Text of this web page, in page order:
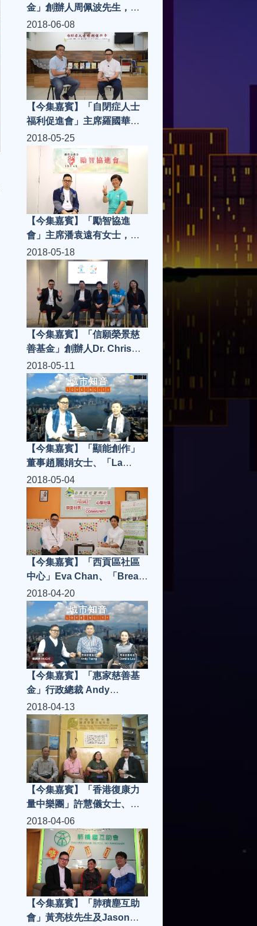
金」創辦人周佩波先生，
「走肉。朋友」老闆 Joei |
城市知音 S3(第9集)
2018-06-08
【今集嘉賓】「自閉症人士
福利促進會」主席羅國華先
生，「THE JOOMAK」大廚
夏敬良師傅、PR 阿 PEN | 城
市知音 S3(第8集)
2018-05-25
【今集嘉賓】「勵智協進
會」主席潘袁遠有女士，
「膳心小館」經理聖子、
「香港防止虐待長者協會」
Locasi、嘉賓主持 William
林柏希 | 城市知音 S3(第7集)
2018-05-18
【今集嘉賓】「信願榮景慈
善基金」創辦人Dr. Chris
Lam，董事Fanny Lee，義
工團總幹事Sunny，IN128代
表Karen、「狀元樓」老闆高
思文先生，嘉賓主持寶珮如
小姐
2018-05-11
【今集嘉賓】「顯能創作」
董事趙麗娟女士、「La
Postre」老闆 Jerry Yu | 城
市知音 S3(第5集)
2018-05-04
【今集嘉賓】「西貢區社區
中心」Eva Chan、「Bread
Espresso &」Victor
Wong，嘉賓主持謝偉倫 | 城
市知音 S3(第4集)
2018-04-20
【今集嘉賓】「惠家慈善基
金」行政總裁 Andy
Tsang、執行董事Camille
Lau，「海鍋手工涮涮鍋」老
闆兼總廚陳偉雄先生 | 城市知
音 S3(第3集)
2018-04-13
【今集嘉賓】「香港復康力
量中樂團」許慧儀女士、高
秩群老師、劉清湧指輝、團
員Olivia，「Cafe 362」張先
生、Mac、Milton | 城市知音
S3(第2集)
2018-04-06
【今集嘉賓】「肺積塵互助
會」黃亮枝先生及Jason、